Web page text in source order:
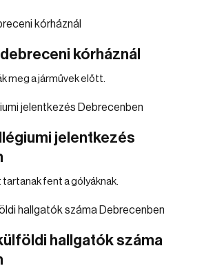
kórháznál
meg a járművek előtt.
jelentkezés
fent a gólyáknak.
hallgatók száma